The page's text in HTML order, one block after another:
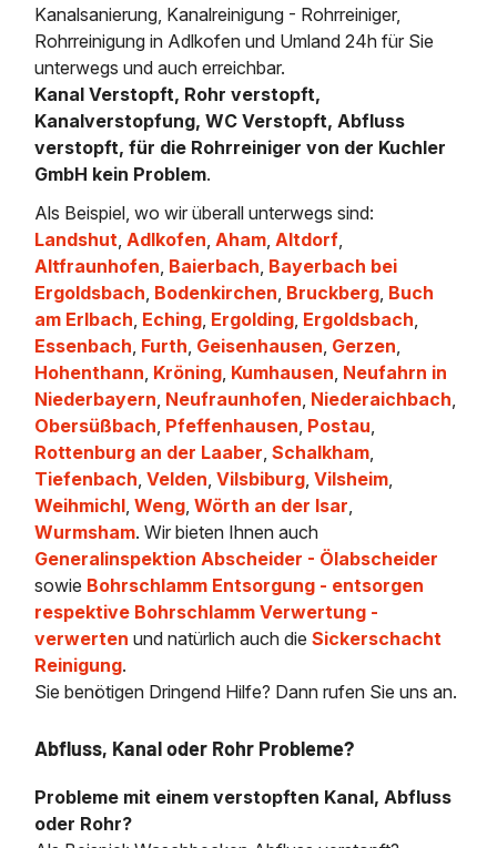
Kanalsanierung, Kanalreinigung - Rohrreiniger,
Rohrreinigung in Adlkofen und Umland 24h für Sie
unterwegs und auch erreichbar.
Kanal Verstopft, Rohr verstopft,
Kanalverstopfung, WC Verstopft, Abfluss
verstopft, für die Rohrreiniger von der Kuchler
GmbH kein Problem.
Als Beispiel, wo wir überall unterwegs sind:
Landshut,Adlkofen,Aham,Altdorf,
Altfraunhofen, Baierbach, Bayerbach bei
Ergoldsbach, Bodenkirchen, Bruckberg, Buch
am Erlbach, Eching, Ergolding, Ergoldsbach,
Essenbach, Furth, Geisenhausen, Gerzen,
Hohenthann, Kröning, Kumhausen, Neufahrn in
Niederbayern, Neufraunhofen, Niederaichbach,
Obersüßbach, Pfeffenhausen, Postau,
Rottenburg an der Laaber,Schalkham,
Tiefenbach,Velden,Vilsbiburg,Vilsheim,
Weihmichl,Weng,Wörth an der Isar,
Wurmsham. Wir bieten Ihnen auch
Generalinspektion Abscheider - Ölabscheider
sowie Bohrschlamm Entsorgung - entsorgen
respektive Bohrschlamm Verwertung -
verwerten und natürlich auch dieSickerschacht
Reinigung.
Sie benötigen Dringend Hilfe? Dann rufen Sie uns an.
Abfluss, Kanal oder Rohr Probleme?
Probleme mit einem verstopften Kanal, Abfluss
oder Rohr?